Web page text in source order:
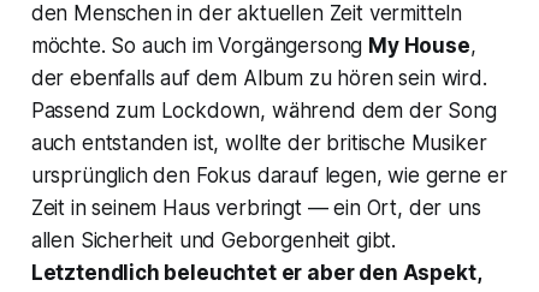
den Menschen in der aktuellen Zeit vermitteln
möchte. So auch im Vorgängersong My House,
der ebenfalls auf dem Album zu hören sein wird.
Passend zum Lockdown, während dem der Song
auch entstanden ist, wollte der britische Musiker
ursprünglich den Fokus darauf legen, wie gerne er
Zeit in seinem Haus verbringt — ein Ort, der uns
allen Sicherheit und Geborgenheit gibt.
Letztendlich beleuchtet er aber den Aspekt,